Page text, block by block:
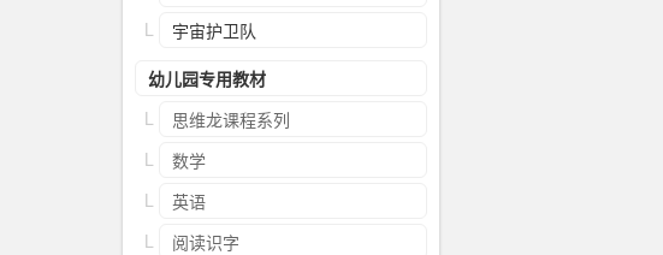
宇宙护卫队
幼儿园专用教材
思维龙课程系列
数学
英语
阅读识字